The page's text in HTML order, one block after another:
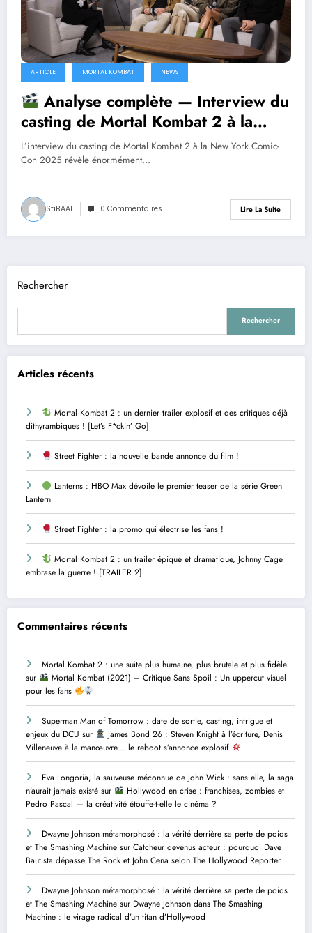
ARTICLE MORTAL KOMBAT NEWS
Analyse complète — Interview du
casting de Mortal Kombat 2 à la
Comic-Con 2025
L’interview du casting de Mortal Kombat 2 à la New York Comic-
Con 2025 révèle énormément…
StiBAAL 0 Commentaires Lire La Suite
Rechercher
Rechercher
Articles récents
Mortal Kombat 2 : un dernier trailer explosif et des critiques déjà
dithyrambiques ! [Let’s F*ckin’ Go]
Street Fighter : la nouvelle bande annonce du film !
Lanterns : HBO Max dévoile le premier teaser de la série Green
Lantern
Street Fighter : la promo qui électrise les fans !
Mortal Kombat 2 : un trailer épique et dramatique, Johnny Cage
embrase la guerre ! [TRAILER 2]
Commentaires récents
Mortal Kombat 2 : une suite plus humaine, plus brutale et plus fidèle
sur
Mortal Kombat (2021) – Critique Sans Spoil : Un uppercut visuel
pour les fans
Superman Man of Tomorrow : date de sortie, casting, intrigue et
enjeux du DCU sur
James Bond 26 : Steven Knight à l’écriture, Denis
Villeneuve à la manœuvre… le reboot s’annonce explosif
Eva Longoria, la sauveuse méconnue de John Wick : sans elle, la saga
n’aurait jamais existé sur
Hollywood en crise : franchises, zombies et
Pedro Pascal — la créativité étouffe-t-elle le cinéma ?
Dwayne Johnson métamorphosé : la vérité derrière sa perte de poids
et The Smashing Machine sur Catcheur devenus acteur : pourquoi Dave
Bautista dépasse The Rock et John Cena selon The Hollywood Reporter
Dwayne Johnson métamorphosé : la vérité derrière sa perte de poids
et The Smashing Machine sur Dwayne Johnson dans The Smashing
Machine : le virage radical d’un titan d’Hollywood